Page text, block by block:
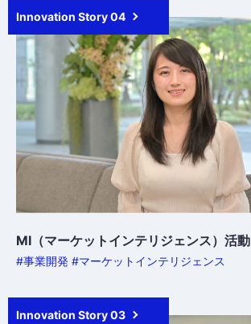
Innovation Story 04
MI（マーケットインテリジェンス）活動
#事業開発 #マーケットインテリジェンス
Innovation Story 03